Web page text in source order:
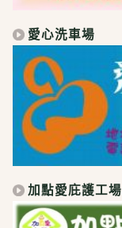
愛心洗車場
加點愛庇護工場